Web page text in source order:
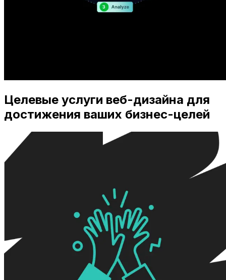
Целевые услуги веб-дизайна для
достижения ваших бизнес-целей